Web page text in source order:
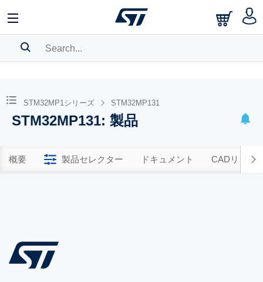
BOOKMARK
Pleaselog in to show your saved searches.
STM32MP1シリーズ STM32MP131
STM32MP131: 製品
概要 製品セレクター ドキュメント CADリソー